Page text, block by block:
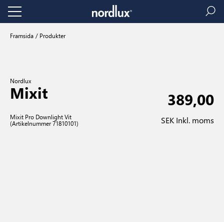
Framsida Produkter
Nordlux
Mixit
Mixit Pro Downlight Vit
(Artikelnummer 71810101)
389,00
SEK Inkl. moms